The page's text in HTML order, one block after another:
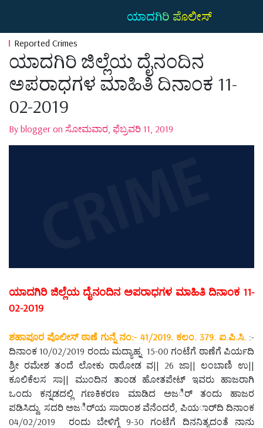
ಯಾದಗಿರಿ ಪೊಲೀಸ್
Reported Crimes
ಯಾದಗಿರಿ ಜಿಲ್ಲೆಯ ದೈನಂದಿನ
ಅಪರಾಧಗಳ ಮಾಹಿತಿ ದಿನಾಂಕ 11-
02-2019
By blogger on ಸೋಮವಾರ, ಫೆಬ್ರವರಿ 11, 2019
ಯಾದಗಿರಿ ಜಿಲ್ಲೆಯ ದೈನಂದಿನ ಅಪರಾಧಗಳ ಮಾಹಿತಿ ದಿನಾಂಕ 11-
02-2019
ಶಹಾಪೂರ ಪೊಲೀಸ್ ಠಾಣೆ ಗುನ್ನೆ ನಂ:- 41/2019. ಕಲಂ. 379. ಐ.ಪಿ.ಸಿ.:-
ದಿನಾಂಕ 10/02/2019 ರಂದು ಮದ್ಯಾಹ್ನ 15-00 ಗಂಟೆಗೆ ಠಾಣೆಗೆ ಪಿರ್ಯದಿ
ಶ್ರೀ ರಮೇಶ ತಂದೆ ಲೋಕು ರಾಠೋಡ ವ|| 26 ಜಾ|| ಲಂಬಾಣಿ ಉ||
ಕೂಲಿಕೆಲಸ ಸಾ|| ಮುಂದಿನ ತಾಂಡ ಹೋತಪೇಟ್ ಇವರು ಹಾಜರಾಗಿ
ಒಂದು ಕನ್ನಡದಲ್ಲಿ ಗಣಕಿಕರಣ ಮಾಡಿದ ಅಜರ್ಿ ತಂದು ಹಾಜರ
ಪಡಿಸಿದ್ದು. ಸದರಿ ಅಜರ್ಿಯ ಸಾರಾಂಶ ವೆನೆಂದರೆ, ಪಿಯರ್ಾದಿ ದಿನಾಂಕ
04/02/2019 ರಂದು ಬೇಳಿಗ್ಗೆ 9-30 ಗಂಟೆಗೆ ದಿನನಿತ್ಯದಂತೆ ನಾನು